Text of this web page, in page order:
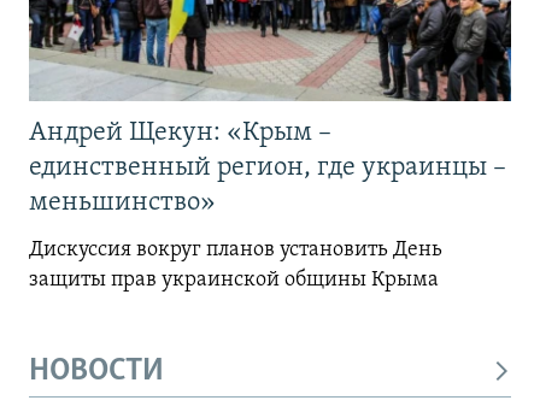
Андрей Щекун: «Крым –
единственный регион, где украинцы –
меньшинство»
Дискуссия вокруг планов установить День
защиты прав украинской общины Крыма
НОВОСТИ